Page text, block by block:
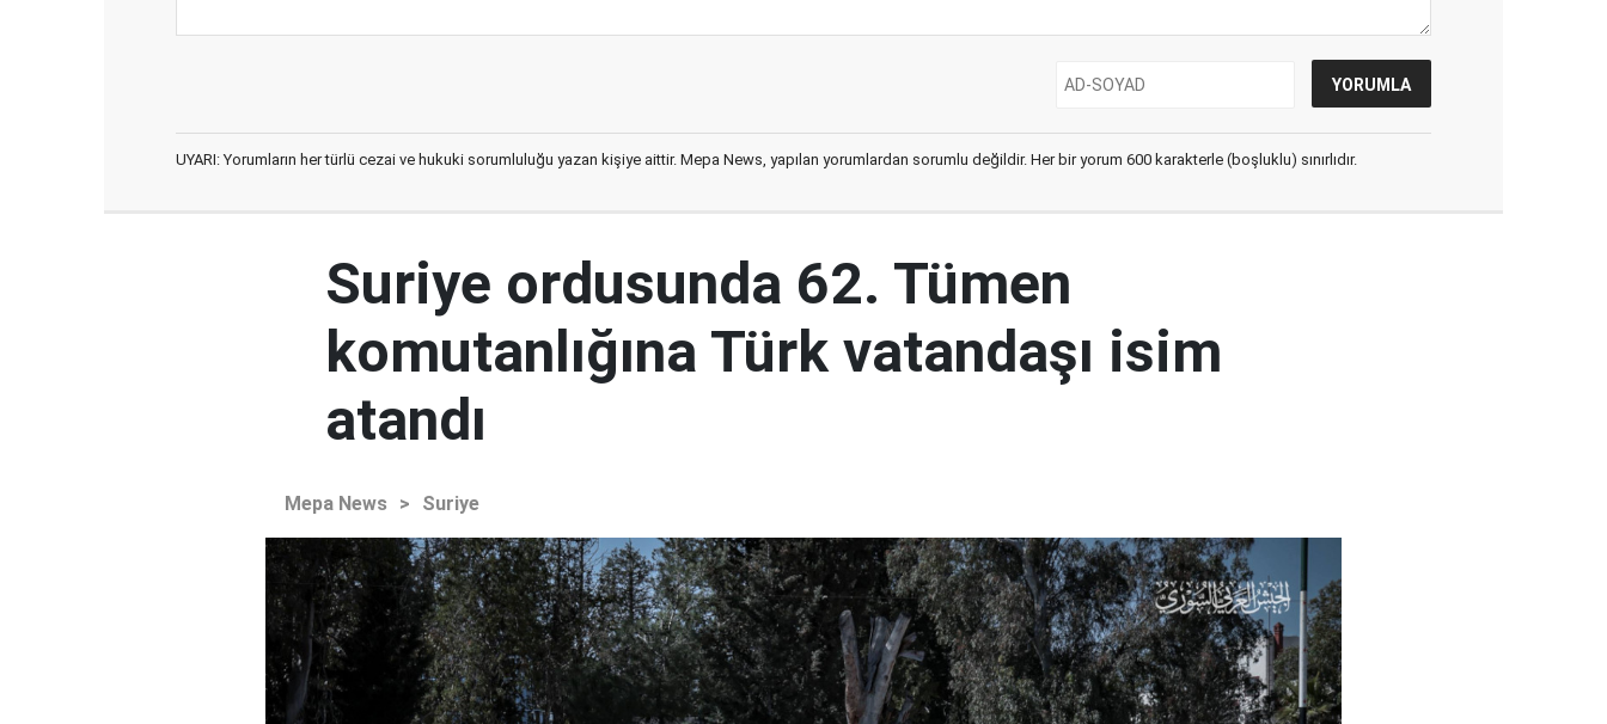
UYARI: Yorumların her türlü cezai ve hukuki sorumluluğu yazan kişiye aittir. Mepa News, yapılan yorumlardan sorumlu değildir. Her bir yorum 600 karakterle (boşluklu) sınırlıdır.
Suriye ordusunda 62. Tümen
komutanlığına Türk vatandaşı isim
atandı
Mepa News > Suriye